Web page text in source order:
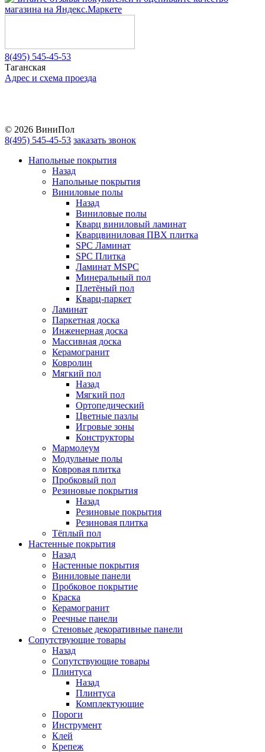
8(495) 545-45-53
Таганская
Адрес и схема проезда
© 2026 ВиниПол
8(495) 545-45-53 заказать звонок
Напольные покрытия
Назад
Напольные покрытия
Виниловые полы
Назад
Виниловые полы
Кварц виниловый ламинат
Кварцвиниловая ПВХ плитка
SPC Ламинат
SPC Плитка
Ламинат MSPC
Минеральный пол
Плетёный пол
Кварц-паркет
Ламинат
Паркетная доска
Инженерная доска
Массивная доска
Керамогранит
Ковролин
Мягкий пол
Назад
Мягкий пол
Ортопедический
Цветные пазлы
Игровые зоны
Конструкторы
Мармолеум
Модульные полы
Ковровая плитка
Пробковый пол
Резиновые покрытия
Назад
Резиновые покрытия
Резиновая плитка
Тёплый пол
Настенные покрытия
Назад
Настенные покрытия
Виниловые панели
Пробковое покрытие
Краска
Керамогранит
Реечные панели
Стеновые декоративные панели
Сопутствующие товары
Назад
Сопутствующие товары
Плинтуса
Назад
Плинтуса
Комплектующие
Пороги
Инструмент
Клей
Крепеж